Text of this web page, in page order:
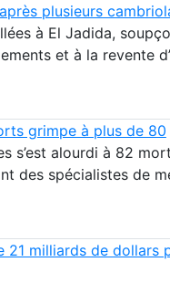
plusieurs
à El Jadida,
et à la revente
grimpe à plus de 80
s’est alourdi à 82
des spécialistes de
21 milliards de dollars